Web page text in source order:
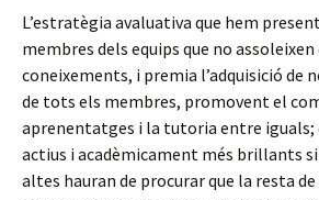
L’estratègia avaluativa que hem
membres dels equips que no
coneixements, i premia l’adquisició de
de tots els membres, promovent el
aprenentatges i la tutoria entre iguals;
actius i acadèmicament més brillants
altes hauran de procurar que la resta